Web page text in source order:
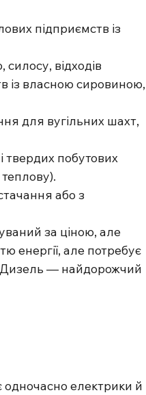
підприємств із
силосу, відходів
із власною сировиною,
для вугільних шахт,
побутових
або з
за ціною, але
енергії, але потребує
Дизель — найдорожчий
одночасно електрики й